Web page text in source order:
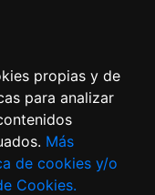
propias y de
para analizar
Más
de cookies y/o
Cookies.